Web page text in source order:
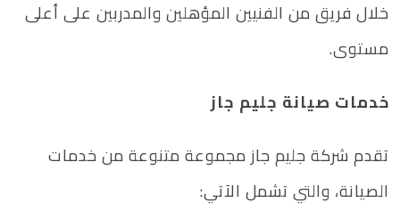
خلال فريق من الفنيين المؤهلين والمدربين على أعلى
مستوى.
خدمات صيانة جليم جاز
تقدم شركة جليم جاز مجموعة متنوعة من خدمات
الصيانة، والتي تشمل الآتي: